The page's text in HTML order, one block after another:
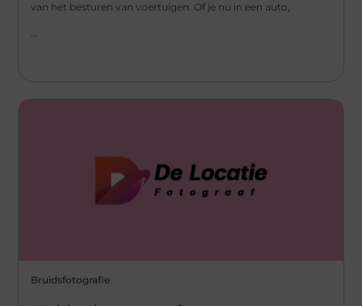
van het besturen van voertuigen. Of je nu in een auto,
...
Bruidsfotografie